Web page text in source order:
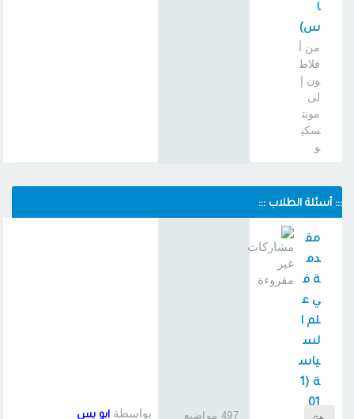
ا
س)
من أ
فلاط
ون إ
لى
مونت
سكي
و
::: أسئلة الطلاب :::
مق
دم
ة ف
ي ع
لم ا
لس
ياس
ة (1
01
497 مواضيع
بواسطة ابو يس